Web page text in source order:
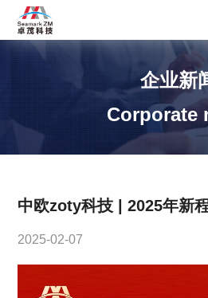
企业新
Corporate
中欧zoty科技 | 2025年新
2025-02-07